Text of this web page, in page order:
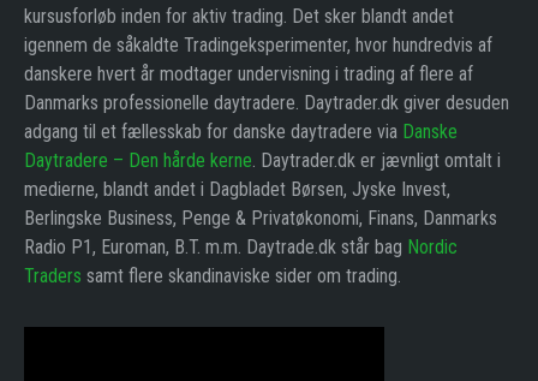
kursusforløb inden for aktiv trading. Det sker blandt andet
igennem de såkaldte Tradingeksperimenter, hvor hundredvis af
danskere hvert år modtager undervisning i trading af flere af
Danmarks professionelle daytradere. Daytrader.dk giver desuden
adgang til et fællesskab for danske daytradere via Danske
Daytradere – Den hårde kerne. Daytrader.dk er jævnligt omtalt i
medierne, blandt andet i Dagbladet Børsen, Jyske Invest,
Berlingske Business, Penge & Privatøkonomi, Finans, Danmarks
Radio P1, Euroman, B.T. m.m. Daytrade.dk står bag Nordic
Traders samt flere skandinaviske sider om trading.